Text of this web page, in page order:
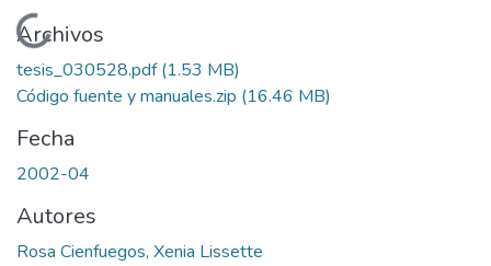
Cargando...
Archivos
tesis_030528.pdf(1.53 MB)
Código fuente y manuales.zip (16.46 MB)
Fecha
2002-04
Autores
Rosa Cienfuegos, Xenia Lissette